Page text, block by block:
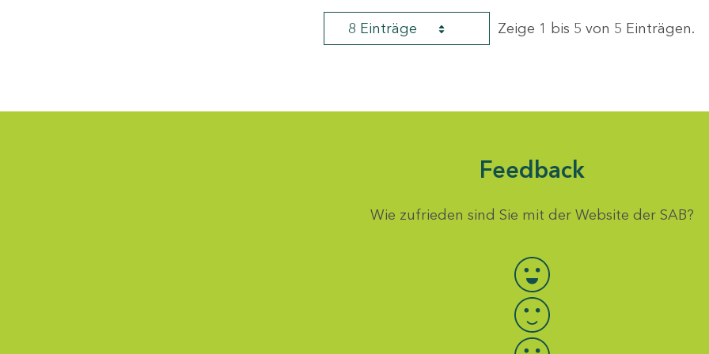
8 Einträge Zeige 1 bis 5 von 5 Einträgen.
Feedback
Wie zufrieden sind Sie mit der Website der SAB?
Bewertung auswählen